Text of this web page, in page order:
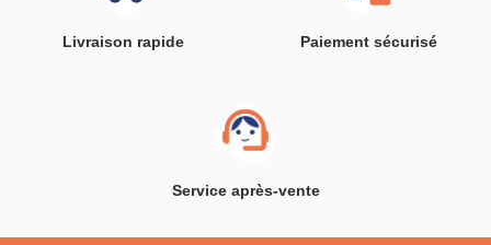
Livraison rapide Paiement sécurisé
Service après-vente